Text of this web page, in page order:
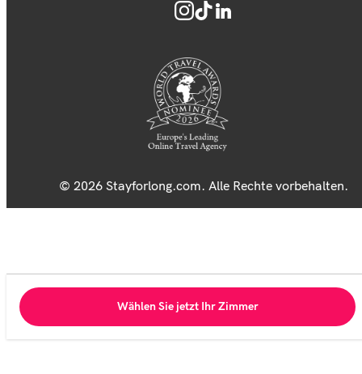
© 2026 Stayforlong.com. Alle Rechte vorbehalten.
Wählen Sie jetzt Ihr Zimmer